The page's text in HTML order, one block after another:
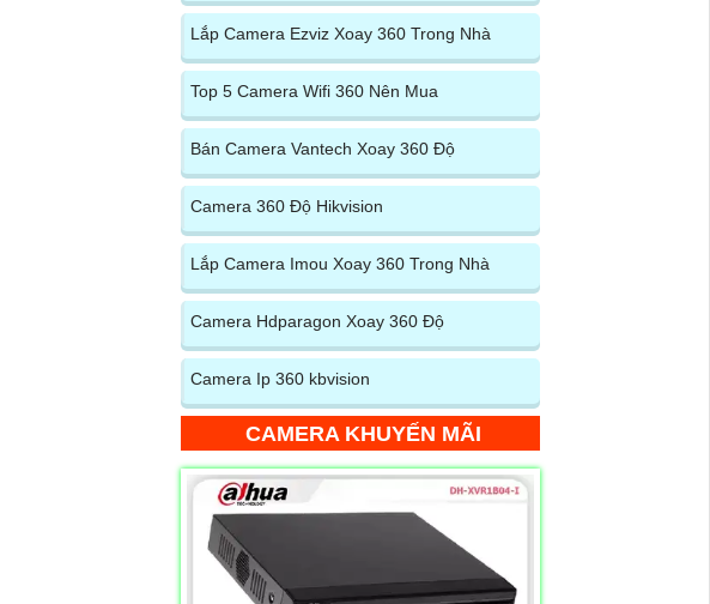
Lắp Camera Ezviz Xoay 360 Trong Nhà
Top 5 Camera Wifi 360 Nên Mua
Bán Camera Vantech Xoay 360 Độ
Camera 360 Độ Hikvision
Lắp Camera Imou Xoay 360 Trong Nhà
Camera Hdparagon Xoay 360 Độ
Camera Ip 360 kbvision
CAMERA KHUYẾN MÃI